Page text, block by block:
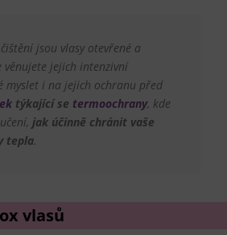
jsou vlasy otevřené a
věnujete jejich intenzivní
myslet i na jejich ochranu před
týkající se termoochrany, kde
jak účinně chránit vaše
tepla.
vlasů